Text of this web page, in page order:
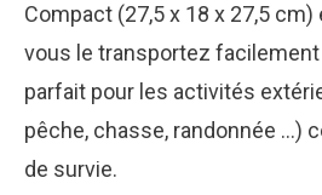
Compact (27,5 x 18 x 27,5 cm)
vous le transportez
parfait pour les activités
pêche, chasse, randonnée …)
de survie.